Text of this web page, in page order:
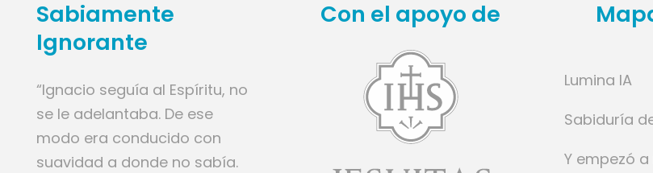
Sabiamente
Ignorante
“Ignacio seguía al Espíritu, no
se le adelantaba. De ese
modo era conducido con
suavidad a donde no sabía.
Con el apoyo de
Lumina IA
Sabiduría
Y empezó